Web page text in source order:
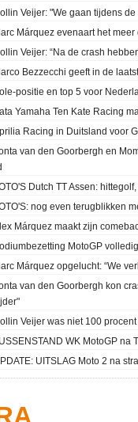
Veijer: "We gaan tijdens
Márquez evenaart het
Veijer: “Na de crash
Bezzecchi geeft in de
positie en top 5 voor
Yamaha Ten Kate Racing
Racing in Duitsland voor
van den Goorbergh en
Dutch TT Assen:
nog even terugblikken
Márquez maakt zijn
MotoGP
Márquez opgelucht: “We
van den Goorbergh kon
Veijer was niet 100
WK MotoGP na
UITSLAG Moto 2 na